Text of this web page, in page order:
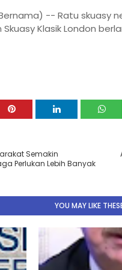
(Bernama) -- Ratu
Klasik London
Semakin
Perlukan Lebih Banyak
YOU MAY LIKE